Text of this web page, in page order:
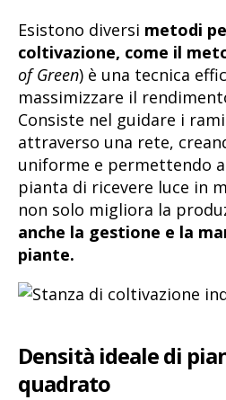
Esistono diversi metodi
coltivazione, come il
of Green) è una tecnica
massimizzare il
Consiste nel guidare i
attraverso una rete,
uniforme e permettendo
pianta di ricevere luce in
non solo migliora la
anche la gestione e la
piante.
Densità ideale di
quadrato